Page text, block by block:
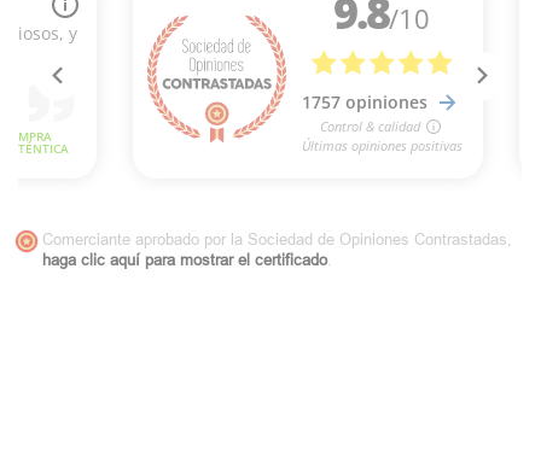
Comerciante aprobado por la Sociedad de Opiniones Contrastadas,
haga clic aquí para mostrar el certificado.